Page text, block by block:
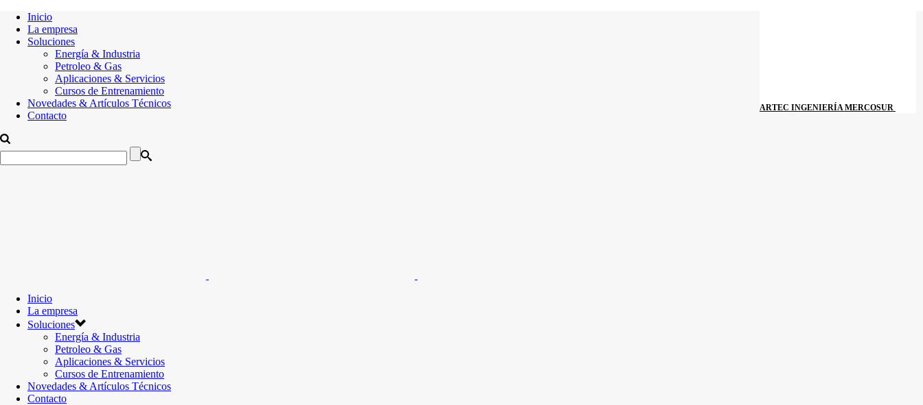
ARTEC INGENIERÍA MERCOSUR
Inicio
La empresa
Soluciones
Energía & Industria
Petroleo & Gas
Aplicaciones & Servicios
Cursos de Entrenamiento
Novedades & Artículos Técnicos
Contacto
Inicio
La empresa
Soluciones
Energía & Industria
Petroleo & Gas
Aplicaciones & Servicios
Cursos de Entrenamiento
Novedades & Artículos Técnicos
Contacto